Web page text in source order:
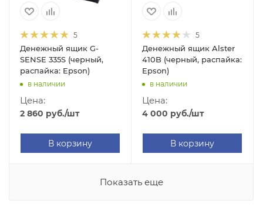
5
Денежный ящик G-
SENSE 335S (черный,
распайка: Epson)
в наличии
Цена:
2 860 руб./шт
В корзину
5
Денежный ящик Alster
410B (черный, распайка:
Epson)
в наличии
Цена:
4 000 руб./шт
В корзину
Показать еще